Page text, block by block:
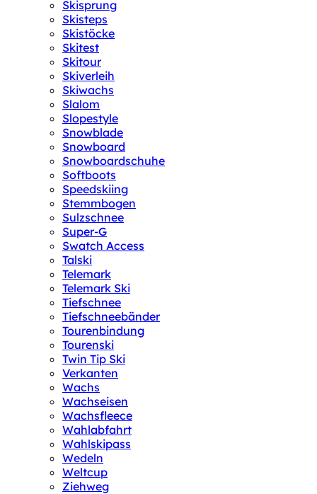
Skisprung
Skisteps
Skistöcke
Skitest
Skitour
Skiverleih
Skiwachs
Slalom
Slopestyle
Snowblade
Snowboard
Snowboardschuhe
Softboots
Speedskiing
Stemmbogen
Sulzschnee
Super-G
Swatch Access
Talski
Telemark
Telemark Ski
Tiefschnee
Tiefschneebänder
Tourenbindung
Tourenski
Twin Tip Ski
Verkanten
Wachs
Wachseisen
Wachsfleece
Wahlabfahrt
Wahlskipass
Wedeln
Weltcup
Ziehweg